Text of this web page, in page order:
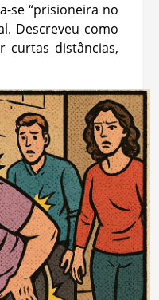
se “prisioneira no
Descreveu como
curtas distâncias,